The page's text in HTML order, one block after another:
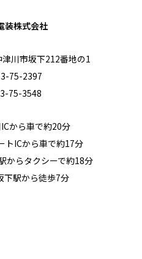
装株式会社
川市坂下212番地の1
75-2397
75-3548
から車で約20分
トICから車で約17分
からタクシーで約18分
駅から徒歩7分